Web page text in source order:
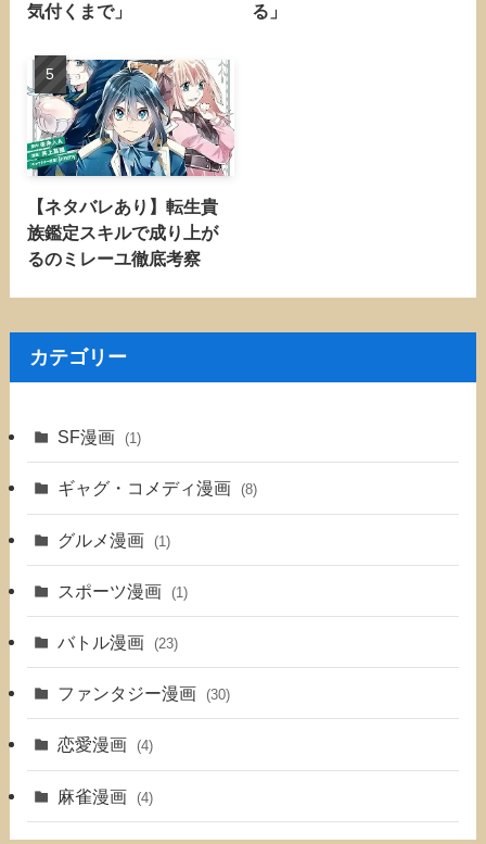
気付くまで」
る」
【ネタバレあり】転生貴
族鑑定スキルで成り上が
るのミレーユ徹底考察
カテゴリー
SF漫画 (1)
ギャグ・コメディ漫画 (8)
グルメ漫画 (1)
スポーツ漫画 (1)
バトル漫画 (23)
ファンタジー漫画 (30)
恋愛漫画 (4)
麻雀漫画 (4)